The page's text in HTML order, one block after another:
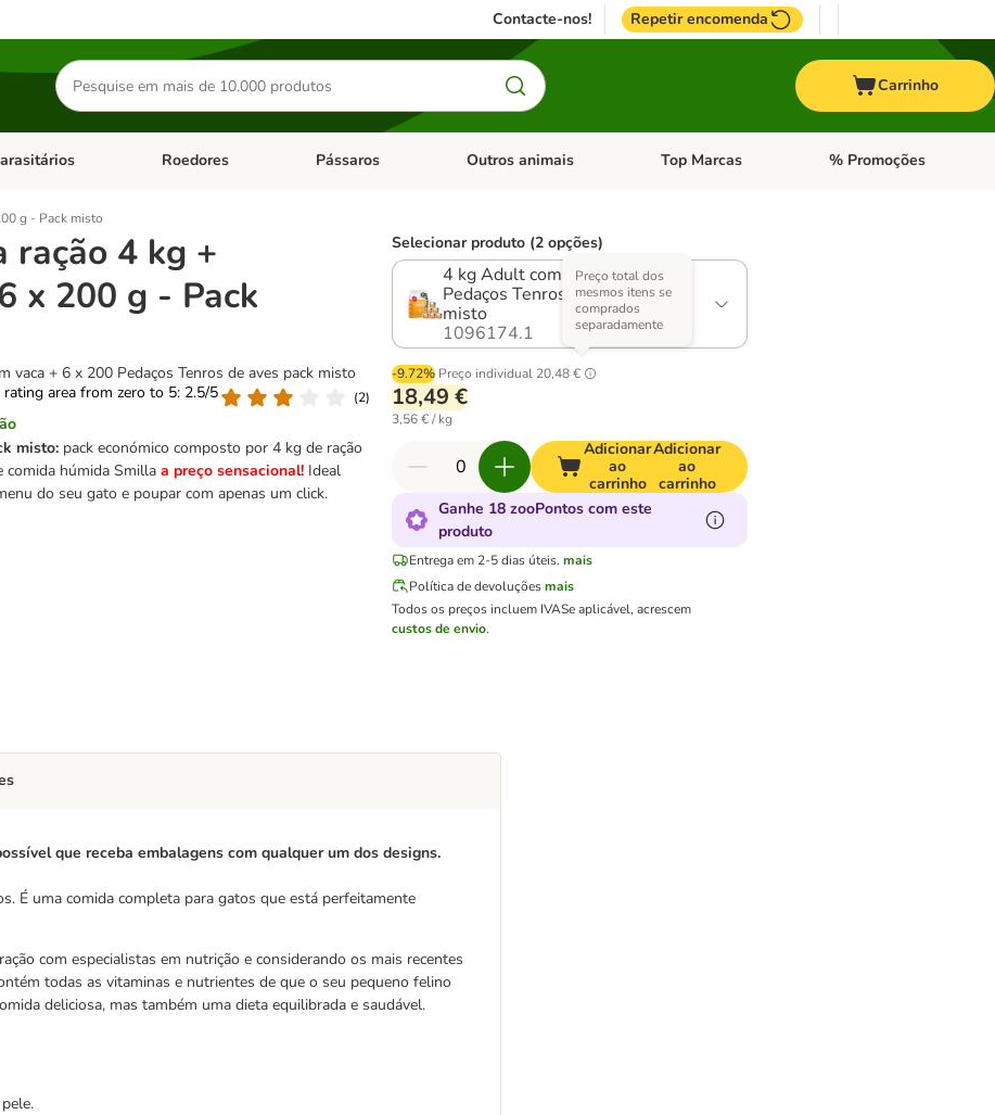
Contacte-nos! Repetir encomenda
Pesquisar
produtos
Carrinho
de categoria: Dieta Vet.Abrir menu de categoria: Antiparasitários
Roedores Abrir menu de categoria: Roedores
Pássaros Abrir menu de categoria: Pássaros
Outros animais Abrir menu de categoria: Outros animais
Top Marcas Abrir menu de categoria:
% Promoções
g - Pack misto
ração 4 kg +
x 200 g - Pack
vaca + 6 x 200 Pedaços Tenros de aves pack misto
area from zero to 5: 2.5/5
(2)
misto: pack económico composto por 4 kg de ração
comida húmida Smillaa preço sensacional! Ideal
do seu gato e poupar com apenas um click.
Selecionar produto (2 opções)
4 kg Adult com vaca + 6 x 200
Pedaços Tenros de aves pack
misto
1096174.1
-9.72% Preço individual 20,48 €
Preço total dos
mesmos itens se
comprados
separadamente
18,49 €
3,56 € / kg
Adicionar
ao
carrinho
Adicionar
ao
carrinho
Ganhe 18 zooPontos com este
produto
Entrega em 2-5 dias úteis. mais
Política de devoluções mais
Todos os preços incluem IVASe aplicável, acrescem
custos de envio.
que receba embalagens com qualquer um dos designs.
É uma comida completa para gatos que está perfeitamente
com especialistas em nutrição e considerando os mais recentes
todas as vitaminas e nutrientes de que o seu pequeno felino
deliciosa, mas também uma dieta equilibrada e saudável.